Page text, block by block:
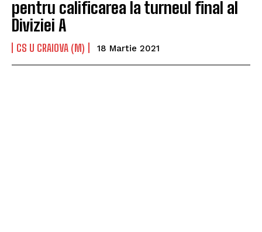
pentru calificarea la turneul final al
Diviziei A
CS U CRAIOVA (M) 18 Martie 2021